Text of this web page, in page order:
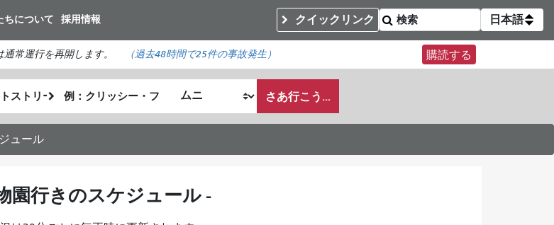
イ
ン
コ
ン
テ
ン
ツ
ちについて 採用情報 クイックリンク 日本語
常運行を再開します。 （過去48時間で25件の事故発生） 購読する
終
了
地
が
の
う
に
さあ行こう...
ュール
園行きのスケジュール -